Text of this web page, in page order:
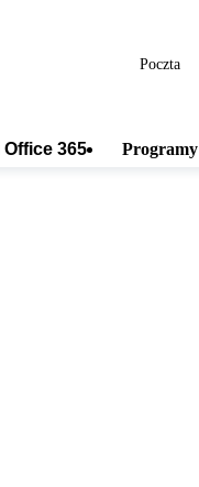
Poczta
Office 365 Programy